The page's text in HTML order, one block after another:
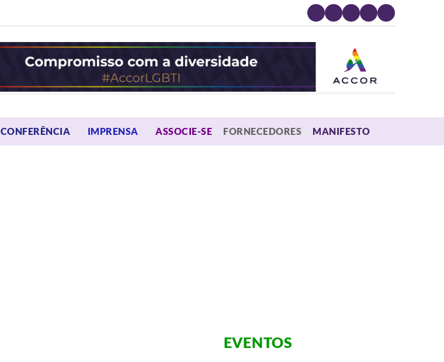
CONFERÊNCIA OPEN MENU
IMPRENSA OPEN MENU
ASSOCIE-SE FORNECEDORES MANIFESTO
EVENTOS